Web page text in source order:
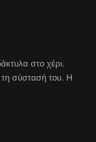
στο χέρι.
τη σύστασή του. Η